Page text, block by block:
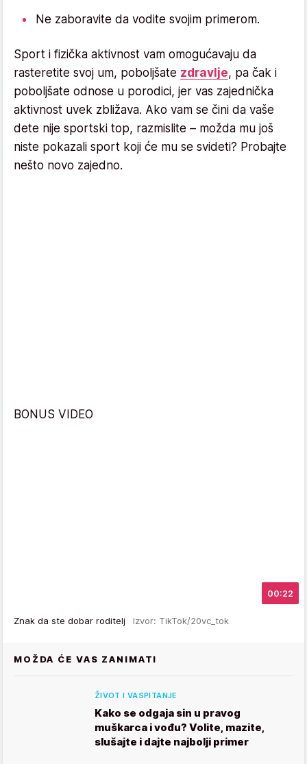
Ne zaboravite da vodite svojim primerom.
Sport i fizička aktivnost vam omogućavaju da
rasteretite svoj um, poboljšate zdravlje, pa čak i
poboljšate odnose u porodici, jer vas zajednička
aktivnost uvek zbližava. Ako vam se čini da vaše
dete nije sportski top, razmislite – možda mu još
niste pokazali sport koji će mu se svideti? Probajte
nešto novo zajedno.
BONUS VIDEO
00:22
Znak da ste dobar roditelj Izvor: TikTok/20vc_tok
MOŽDA ĆE VAS ZANIMATI
ŽIVOT I VASPITANJE
Kako se odgaja sin u pravog
muškarca i vođu? Volite, mazite,
slušajte i dajte najbolji primer